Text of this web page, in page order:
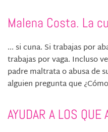
Malena Costa. La
... si cuna. Si trabajas por
trabajas por vaga. Incluso
padre maltrata o abusa de
alguien pregunta que
AYUDAR A LOS QUE